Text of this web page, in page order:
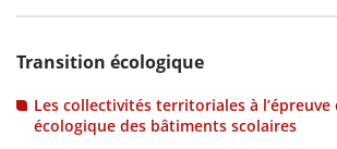
Transition écologique
Les collectivités territoriales à
écologique des bâtiments scolaires